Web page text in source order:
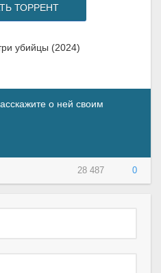
ТОРРЕНТ
убийцы (2024)
о ней своим
28 487 0